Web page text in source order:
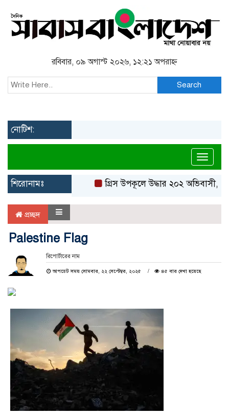
রবিবার, ০৯ অগাস্ট ২০২৬, ১২:২১ অপরাহ্ন
Search
নোটিশ:
শিরোনামঃ গ্রিস উপকূলে উদ্ধার ২০২ অভিবাসী,
প্রচ্ছদ
Palestine Flag
রিপোর্টারের নাম
আপডেট সময় সোমবার, ২২ সেপ্টেম্বর, ২০২৫ ৪৫ বার দেখা হয়েছে